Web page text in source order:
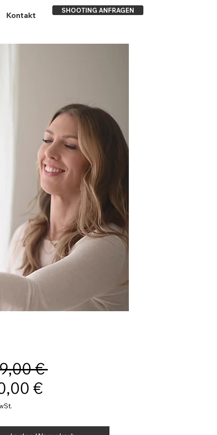
Kontakt SHOOTING ANFRAGEN
€ Standardpreis
€Sale-